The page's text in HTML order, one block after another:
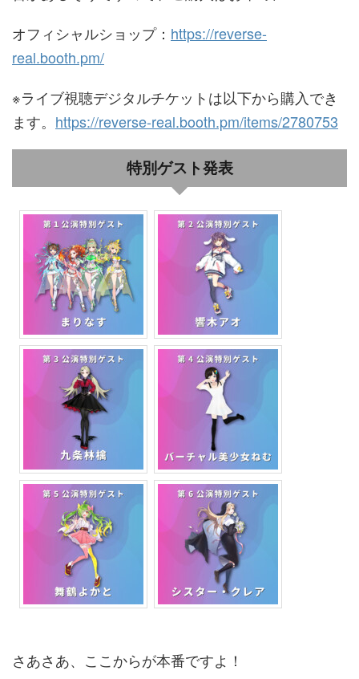
オフィシャルショップ： https://reverse-
real.booth.pm/
※ライブ視聴デジタルチケットは以下から購入でき
ます。 https://reverse-real.booth.pm/items/2780753
特別ゲスト発表
さあさあ、ここからが本番ですよ！